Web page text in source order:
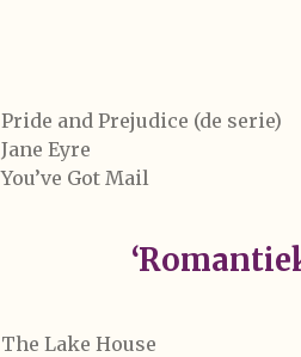
Pride and Prejudice (de serie)
Jane Eyre
You’ve Got Mail
The Lake House